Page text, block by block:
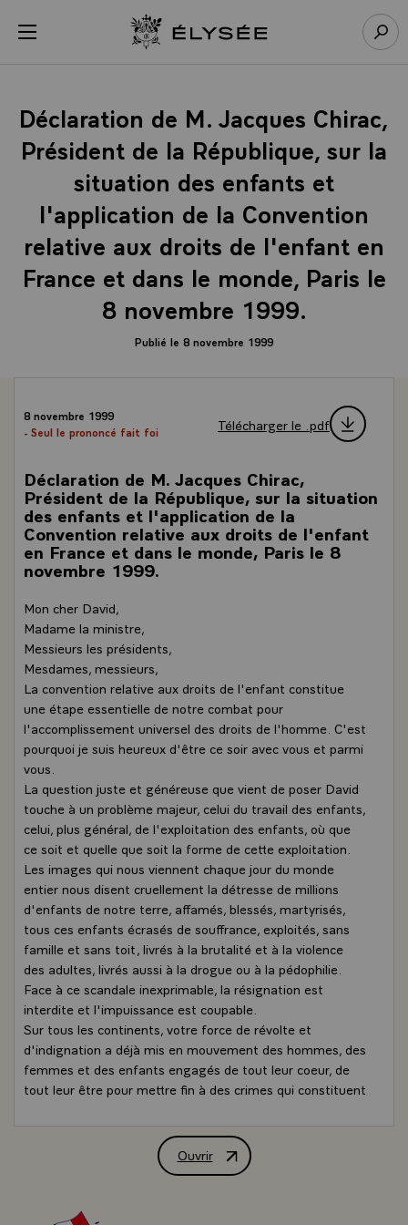
menu Retour à l’accueil Élysée
Déclaration de M. Jacques Chirac,
Président de la République, sur la
situation des enfants et
l'application de la Convention
relative aux droits de l'enfant en
France et dans le monde, Paris le
8 novembre 1999.
Publié le 8 novembre 1999
8 novembre 1999
- Seul le prononcé fait foi
Télécharger le .pdf
Déclaration de M. Jacques Chirac,
Président de la République, sur la situation
des enfants et l'application de la
Convention relative aux droits de l'enfant
en France et dans le monde, Paris le 8
novembre 1999.
Mon cher David,
Madame la ministre,
Messieurs les présidents,
Mesdames, messieurs,
La convention relative aux droits de l'enfant constitue
une étape essentielle de notre combat pour
l'accomplissement universel des droits de l'homme. C'est
pourquoi je suis heureux d'être ce soir avec vous et parmi
vous.
La question juste et généreuse que vient de poser David
touche à un problème majeur, celui du travail des enfants,
celui, plus général, de l'exploitation des enfants, où que
ce soit et quelle que soit la forme de cette exploitation.
Les images qui nous viennent chaque jour du monde
entier nous disent cruellement la détresse de millions
d'enfants de notre terre, affamés, blessés, martyrisés,
tous ces enfants écrasés de souffrance, exploités, sans
famille et sans toit, livrés à la brutalité et à la violence
des adultes, livrés aussi à la drogue ou à la pédophilie.
Face à ce scandale inexprimable, la résignation est
interdite et l'impuissance est coupable.
Sur tous les continents, votre force de révolte et
d'indignation a déjà mis en mouvement des hommes, des
femmes et des enfants engagés de tout leur coeur, de
tout leur être pour mettre fin à des crimes qui constituent
La convention des droits de l'enfant, vous l'avez portée
de ne plus laisser faire. Elle nous engage à agir, à être
Ouvrir
Déclaration de M. Jacques Chirac,
Panneau de gestion des cookies